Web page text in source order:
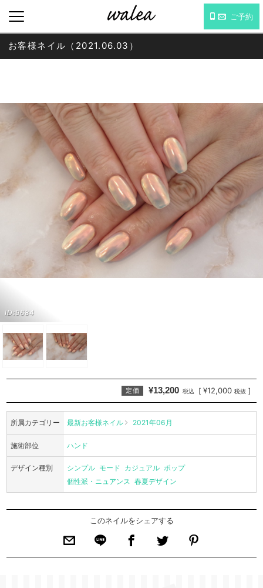
ご予約
ID:9684
お客様ネイル（2021.06.03）
定価 ¥13,200 税込 [ ¥12,000 税抜 ]
所属カテゴリー 最新お客様ネイル 2021年06月
施術部位 ハンド
デザイン種別 シンプル モード カジュアル ポップ
個性派・ニュアンス 春夏デザイン
このネイルをシェアする